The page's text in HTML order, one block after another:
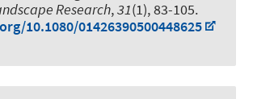
Research,31(1), 83-105.
10.1080/01426390500448625